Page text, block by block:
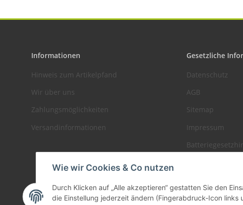
Wie wir Cookies & Co nutzen
Durch Klicken auf „Alle akzeptieren“ gestatten Sie den
die Einstellung jederzeit ändern (Fingerabdruck-Icon links
Informationen
Hinweis zum Artikelpfand
Wir über uns
Zahlungsmöglichkeiten
Versandinformationen
Gesetzliche
Datenschutz
AGB
Sitemap
Impressum